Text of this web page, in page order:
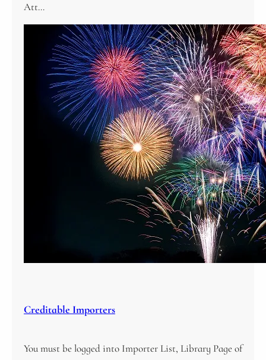
Att…
Creditable Importers
You must be logged into Importer List, Library Page of